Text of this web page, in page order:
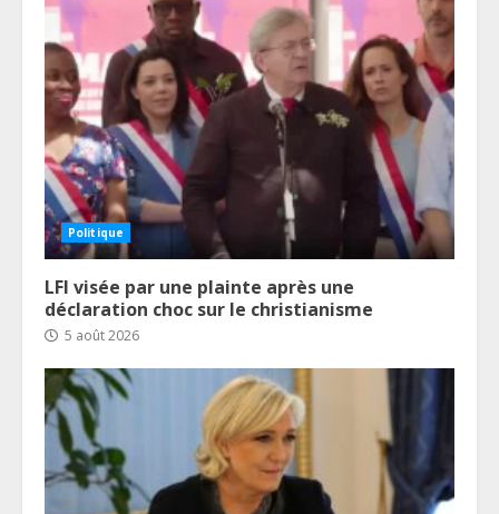
Politique
LFI visée par une plainte après une
déclaration choc sur le christianisme
5 août 2026